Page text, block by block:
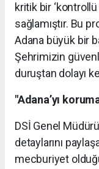
kritik bir ‘kontrollü
sağlamıştır. Bu
Adana büyük bir
Şehrimizin
duruştan dolayı
"Adana’yı
​DSİ Genel
detaylarını
mecburiyet